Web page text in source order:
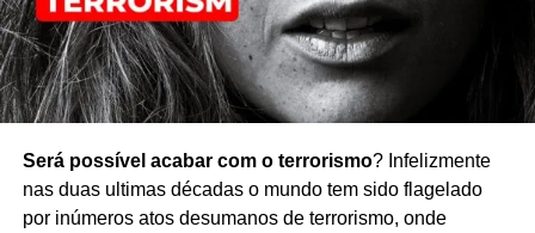
Será possível acabar com o terrorismo? Infelizmente
nas duas ultimas décadas o mundo tem sido flagelado
por inúmeros atos desumanos de terrorismo, onde